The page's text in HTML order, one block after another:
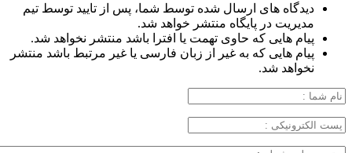
دیدگاه های ارسال شده توسط شما، پس از تایید توسط تیم
مدیریت در پایگاه منتشر خواهد شد.
پیام هایی که حاوی تهمت یا افترا باشد منتشر نخواهد شد.
پیام هایی که به غیر از زبان فارسی یا غیر مرتبط باشد منتشر
نخواهد شد.